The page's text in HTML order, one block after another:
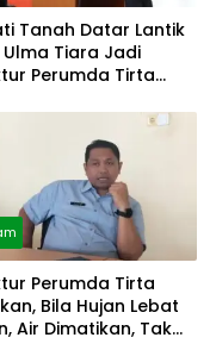
Tanah Datar Lantik
Ulma Tiara Jadi
Perumda Tirta
Perumda Tirta
Bila Hujan Lebat
Air Dimatikan, Tak